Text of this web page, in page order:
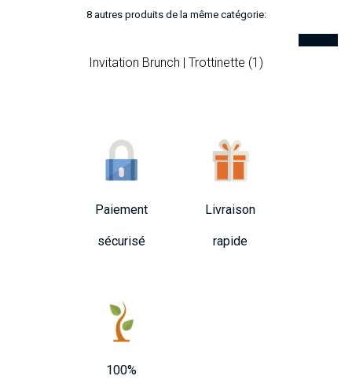
8 autres produits de la même catégorie:
Invitation Brunch | Trottinette (1)
Paiement
sécurisé
Livraison
rapide
100%